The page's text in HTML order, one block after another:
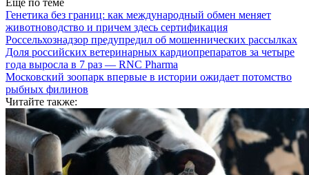
Генетика без границ: как международный обмен меняет
животноводство и причем здесь сертификация
Россельхознадзор предупредил об мошеннических рассылках
Доля российских ветеринарных кардиопрепаратов за четыре
года выросла в 7 раз — RNC Pharma
Московский зоопарк впервые в истории ожидает потомство
рыбных филинов
Читайте также: